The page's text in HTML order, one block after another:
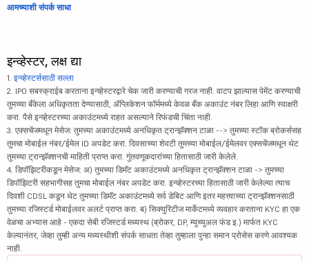
आमच्याशी संपर्क साधा
इन्व्हेस्टर, लक्ष द्या
1. इन्व्हेस्टर्ससाठी सल्ला
2. IPO सबस्क्राईब करताना इन्व्हेस्टरद्वारे चेक जारी करण्याची गरज नाही. वाटप झाल्यास पेमेंट करण्याची
तुमच्या बँकेला अधिकृतता देण्यासाठी, ॲप्लिकेशन फॉर्ममध्ये केवळ बँक अकाउंट नंबर लिहा आणि स्वाक्षरी
करा. पैसे इन्व्हेस्टरच्या अकाउंटमध्ये राहत असल्याने रिफंडची चिंता नाही.
3. एक्सचेंजमधून मेसेज: तुमच्या अकाउंटमध्ये अनधिकृत ट्रान्झॅक्शन टाळा --> तुमच्या स्टॉक ब्रोकर्ससह
तुमचा मोबाईल नंबर/ईमेल ID अपडेट करा. दिवसाच्या शेवटी तुमच्या मोबाईल/ईमेलवर एक्सचेंजमधून थेट
तुमच्या ट्रान्झॅक्शनची माहिती प्राप्त करा. गुंतवणूकदारांच्या हितासाठी जारी केलेले.
4. डिपॉझिटरीकडून मेसेज: अ) तुमच्या डिमॅट अकाउंटमध्ये अनधिकृत ट्रान्झॅक्शन टाळा -> तुमच्या
डिपॉझिटरी सहभागीसह तुमचा मोबाईल नंबर अपडेट करा. इन्व्हेस्टरच्या हितासाठी जारी केलेल्या त्याच
दिवशी CDSL कडून थेट तुमच्या डिमॅट अकाउंटमध्ये सर्व डेबिट आणि इतर महत्त्वाच्या ट्रान्झॅक्शनसाठी
तुमच्या रजिस्टर्ड मोबाईलवर अलर्ट प्राप्त करा. ब) सिक्युरिटीज मार्केटमध्ये व्यवहार करताना KYC हा एक
वेळचा अभ्यास आहे - एकदा सेबी रजिस्टर्ड मध्यस्थ (ब्रोकर, DP, म्युच्युअल फंड इ.) मार्फत KYC
केल्यानंतर, जेव्हा तुम्ही अन्य मध्यस्थीशी संपर्क साधता तेव्हा तुम्हाला पुन्हा समान प्रोसेस करणे आवश्यक
नाही.